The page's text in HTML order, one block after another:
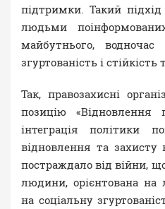
підтримки. Такий
людьми
майбутнього,
згуртованість і
Так, правозахисні
позицію
інтеграція політики
відновлення та захисту
постраждало від війни,
людини, орієнтована
на соціальну